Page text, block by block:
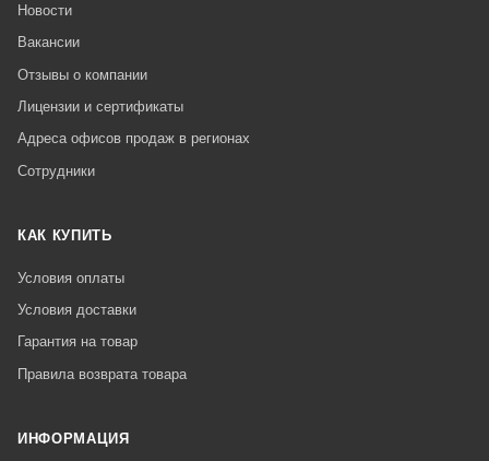
Новости
Вакансии
Отзывы о компании
Лицензии и сертификаты
Адреса офисов продаж в регионах
Сотрудники
КАК КУПИТЬ
Условия оплаты
Условия доставки
Гарантия на товар
Правила возврата товара
ИНФОРМАЦИЯ